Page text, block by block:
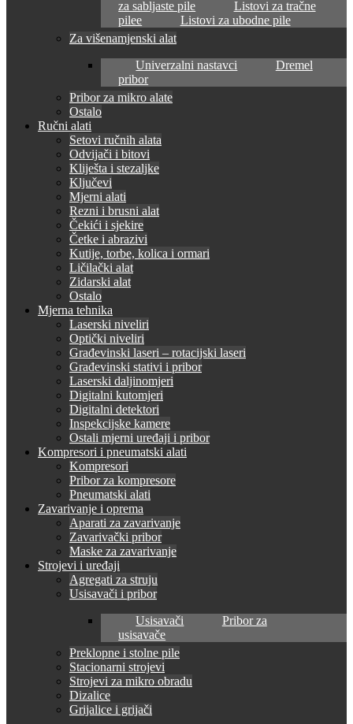
za sabljaste pile
Listovi za tračne
pilee
Listovi za ubodne pile
Za višenamjenski alat
Univerzalni nastavci
Dremel
pribor
Pribor za mikro alate
Ostalo
Ručni alati
Setovi ručnih alata
Odvijači i bitovi
Kliješta i stezaljke
Ključevi
Mjerni alati
Rezni i brusni alat
Čekići i sjekire
Četke i abrazivi
Kutije, torbe, kolica i ormari
Ličilački alat
Zidarski alat
Ostalo
Mjerna tehnika
Laserski niveliri
Optički niveliri
Građevinski laseri – rotacijski laseri
Građevinski stativi i pribor
Laserski daljinomjeri
Digitalni kutomjeri
Digitalni detektori
Inspekcijske kamere
Ostali mjerni uređaji i pribor
Kompresori i pneumatski alati
Kompresori
Pribor za kompresore
Pneumatski alati
Zavarivanje i oprema
Aparati za zavarivanje
Zavarivački pribor
Maske za zavarivanje
Strojevi i uređaji
Agregati za struju
Usisavači i pribor
Usisavači
Pribor za
usisavače
Preklopne i stolne pile
Stacionarni strojevi
Strojevi za mikro obradu
Dizalice
Grijalice i grijači